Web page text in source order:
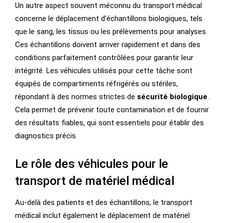
Un autre aspect souvent méconnu du transport médical
concerne le déplacement d’échantillons biologiques, tels
que le sang, les tissus ou les prélèvements pour analyses.
Ces échantillons doivent arriver rapidement et dans des
conditions parfaitement contrôlées pour garantir leur
intégrité. Les véhicules utilisés pour cette tâche sont
équipés de compartiments réfrigérés ou stériles,
répondant à des normes strictes de sécurité biologique.
Cela permet de prévenir toute contamination et de fournir
des résultats fiables, qui sont essentiels pour établir des
diagnostics précis.
Le rôle des véhicules pour le
transport de matériel médical
Au-delà des patients et des échantillons, le transport
médical inclut également le déplacement de matériel